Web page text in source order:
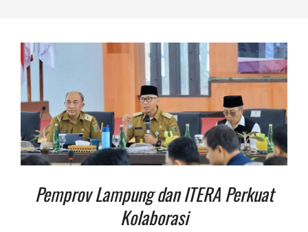
Pemprov Lampung dan ITERA Perkuat
Kolaborasi